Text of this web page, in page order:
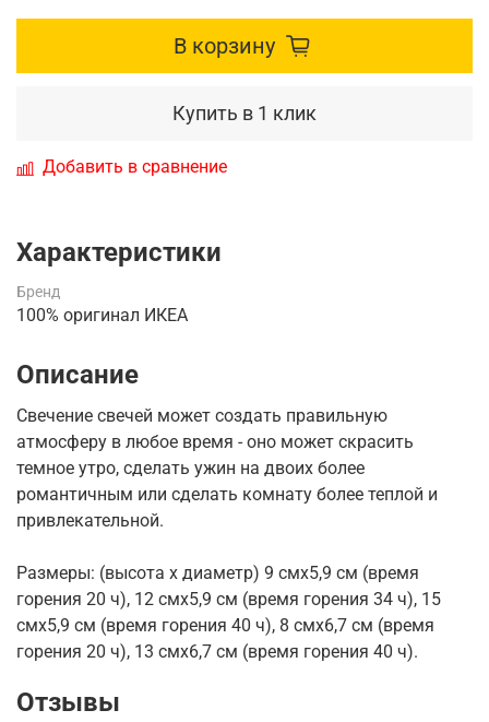
В корзину
Купить в 1 клик
Добавить в сравнение
Характеристики
Бренд
100% оригинал ИКЕА
Описание
Свечение свечей может создать правильную
атмосферу в любое время - оно может скрасить
темное утро, сделать ужин на двоих более
романтичным или сделать комнату более теплой и
привлекательной.
Размеры: (высота х диаметр) 9 смх5,9 см (время
горения 20 ч), 12 смх5,9 см (время горения 34 ч), 15
смх5,9 см (время горения 40 ч), 8 смх6,7 см (время
горения 20 ч), 13 смх6,7 см (время горения 40 ч).
Отзывы